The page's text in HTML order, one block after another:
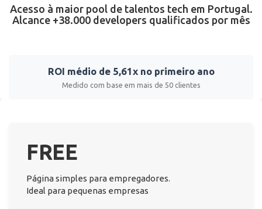
Acesso à maior pool de talentos tech em Portugal.
Alcance +38.000 developers qualificados por mês
ROI médio de 5,61x no primeiro ano
Medido com base em mais de 50 clientes
FREE
Página simples para empregadores.
Ideal para pequenas empresas